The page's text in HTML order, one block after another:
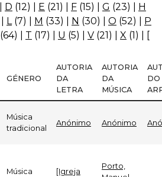
D (12) E (21) F (15) G (23)
H
L (7) M (33) N (30) O (52)
P
(64) T (17) U (5) V (21) X (1)
[
GÉNERO
AUTORIA
DA
LETRA
AUTORIA
DA
MÚSICA
DO
Música
tradicional
Anónimo Anónimo
Música
[Igreja
Porto,